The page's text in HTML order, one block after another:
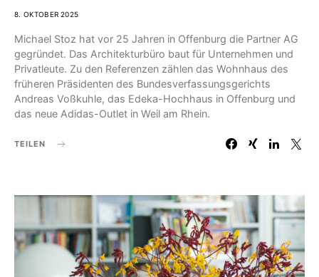
8. OKTOBER 2025
Michael Stoz hat vor 25 Jahren in Offenburg die Partner AG
gegründet. Das Architekturbüro baut für Unternehmen und
Privatleute. Zu den Referenzen zählen das Wohnhaus des
früheren Präsidenten des Bundesverfassungsgerichts
Andreas Voßkuhle, das Edeka-Hochhaus in Offenburg und
das neue Adidas-Outlet in Weil am Rhein.
TEILEN